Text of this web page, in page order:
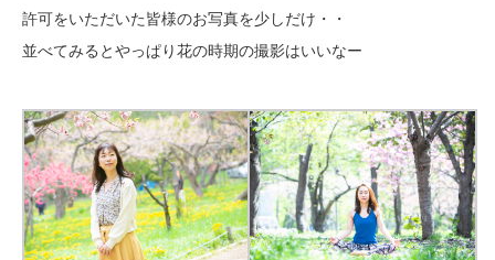
許可をいただいた皆様のお写真を少しだけ・・
並べてみるとやっぱり花の時期の撮影はいいなー